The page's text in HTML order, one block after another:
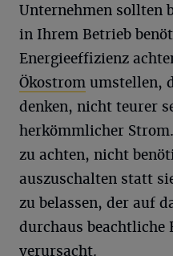
Unternehmen sollten
in Ihrem Betrieb
Energieeffizienz
Ökostrom umstellen,
denken, nicht teurer
herkömmlicher
zu achten, nicht
auszuschalten statt
zu belassen, der auf
durchaus beachtliche
verursacht.